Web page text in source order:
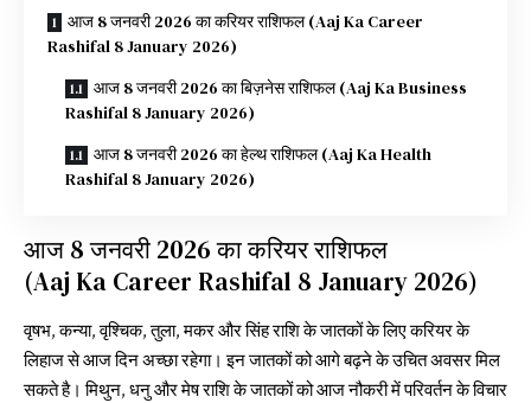
आज 8 जनवरी 2026 का करियर राशिफल (Aaj Ka Career
Rashifal 8 January 2026)
आज 8 जनवरी 2026 का बिज़नेस राशिफल (Aaj Ka Business
Rashifal 8 January 2026)
आज 8 जनवरी 2026 का हेल्थ राशिफल (Aaj Ka Health
Rashifal 8 January 2026)
आज 8 जनवरी 2026 का करियर राशिफल
(Aaj Ka Career Rashifal 8 January 2026)
वृषभ, कन्या, वृश्चिक, तुला, मकर और सिंह राशि के जातकों के लिए करियर के
लिहाज से आज दिन अच्छा रहेगा। इन जातकों को आगे बढ़ने के उचित अवसर मिल
सकते है। मिथुन, धनु और मेष राशि के जातकों को आज नौकरी में परिवर्तन के विचार